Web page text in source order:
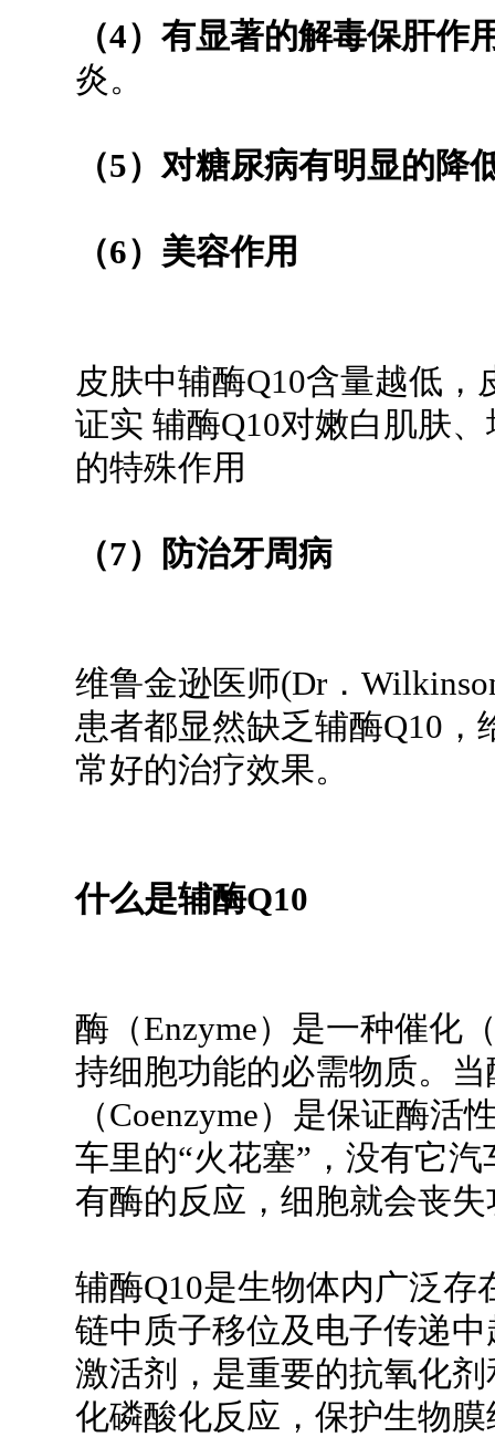
（4）有显著的解毒保肝作
炎。
（5）对糖尿病有明显的降
（6）美容作用
皮肤中辅酶Q10含量越低
证实 辅酶Q10对嫩白肌肤
的特殊作用
（7）防治牙周病
维鲁金逊医师(Dr．
患者都显然缺乏辅酶Q10
常好的治疗效果。
什么是辅酶Q10
酶（Enzyme）是一种催化
持细胞功能的必需物质。
（Coenzyme）是保证酶
车里的“火花塞”，没有它
有酶的反应，细胞就会丧
辅酶Q10是生物体内广泛
链中质子移位及电子传递
激活剂，是重要的抗氧化
化磷酸化反应，保护生物